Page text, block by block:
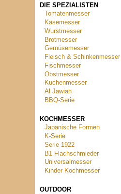
DIE SPEZIALISTEN
Tomatenmesser
Käsemesser
Wurstmesser
Brotmesser
Gemüsemesser
Fleisch & Schinkenmesser
Fischmesser
Obstmesser
Kuchenmesser
Al Jawiah
BBQ-Serie
KOCHMESSER
Japanische Formen
K-Serie
Serie 1922
B1 Flachschmieder
Universalmesser
Kinder Kochmesser
OUTDOOR